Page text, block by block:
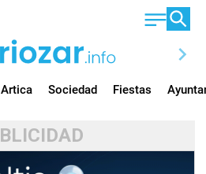
chevron_right
Artica Sociedad Fiestas